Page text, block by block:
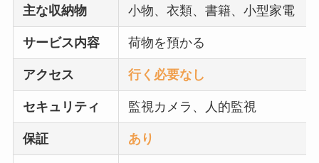
主な収納物 小物、衣類、書籍、小型家電
サービス内容 荷物を預かる
アクセス 行く必要なし
セキュリティ 監視カメラ、人的監視
保証 あり